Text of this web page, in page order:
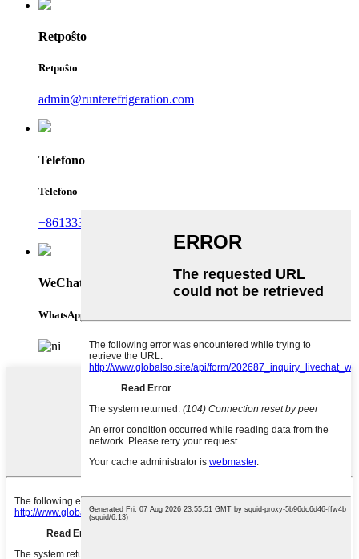
Retpoŝto
Retpoŝto
admin@runterefrigeration.com
Telefono
Telefono
+8613335141424
WeChat
WhatsApp